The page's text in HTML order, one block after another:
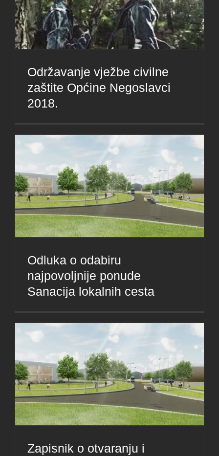
Održavanje vježbe civilne
zaštite Općine Negoslavci
2018.
Odluka o odabiru
najpovoljnije ponude
Sanacija lokalnih cesta
Zapisnik o otvaranju i